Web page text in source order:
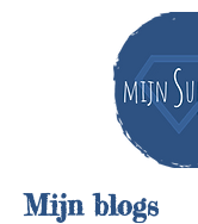
Mijn blogs